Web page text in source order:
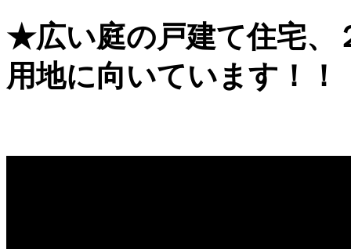
★広い庭の戸建て住宅、
用地に向いています！！